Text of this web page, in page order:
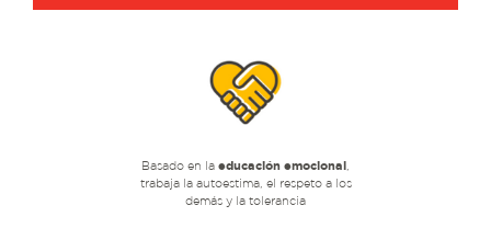
Basado en la educación emocional ,
trabaja la autoestima, el respeto a los
demás y la tolerancia